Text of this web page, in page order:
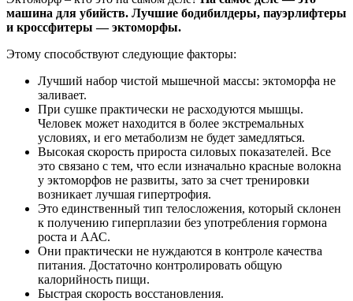
машина для убийств. Лучшие бодибилдеры, пауэрлифтеры
и кроссфитеры — эктоморфы.
Этому способствуют следующие факторы:
Лучший набор чистой мышечной массы: эктоморфа не
заливает.
При сушке практически не расходуются мышцы.
Человек может находится в более экстремальных
условиях, и его метаболизм не будет замедляться.
Высокая скорость прироста силовых показателей. Все
это связано с тем, что если изначально красные волокна
у эктоморфов не развиты, зато за счет тренировки
возникает лучшая гипертрофия.
Это единственный тип телосложения, который склонен
к получению гиперплазии без употребления гормона
роста и ААС.
Они практически не нуждаются в контроле качества
питания. Достаточно контролировать общую
калорийность пищи.
Быстрая скорость восстановления.